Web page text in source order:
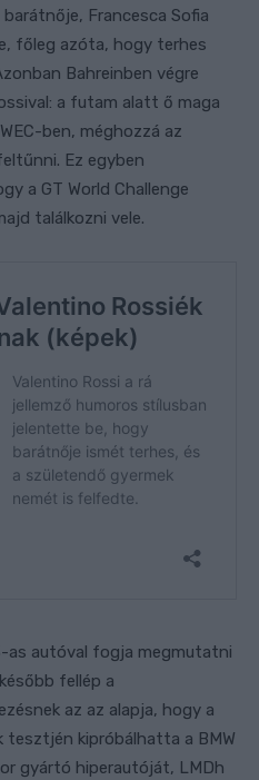
Francesca Sofia
főleg azóta, hogy terhes
Bahreinben végre
a futam alatt ő maga
ben, méghozzá az
Ez egyben
a GT World Challenge
találkozni vele.
as autóval fogja megmutatni
fellép a
az az alapja, hogy a
tesztjén kipróbálhatta a BMW
gyártó hiperautóját, LMDh